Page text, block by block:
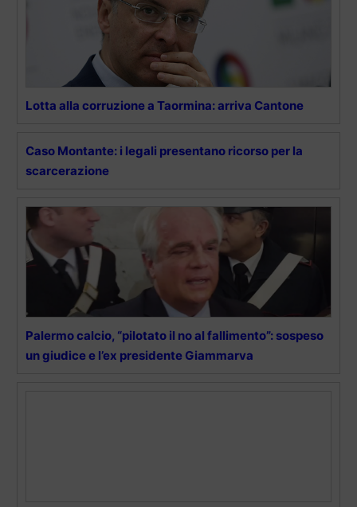
Lotta alla corruzione a Taormina: arriva Cantone
Caso Montante: i legali presentano ricorso per la
scarcerazione
Palermo calcio, “pilotato il no al fallimento”: sospeso
un giudice e l’ex presidente Giammarva